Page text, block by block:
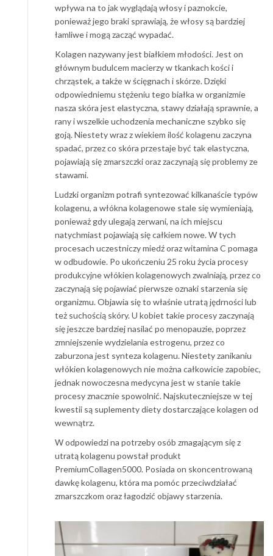
wpływa na to jak wyglądają włosy i paznokcie,
ponieważ jego braki sprawiają, że włosy są bardziej
łamliwe i mogą zacząć wypadać.
Kolagen nazywany jest białkiem młodości. Jest on
głównym budulcem macierzy w tkankach kości i
chrząstek, a także w ścięgnach i skórze. Dzięki
odpowiedniemu stężeniu tego białka w organizmie
nasza skóra jest elastyczna, stawy działają sprawnie, a
rany i wszelkie uchodzenia mechaniczne szybko się
goją. Niestety wraz z wiekiem ilość kolagenu zaczyna
spadać, przez co skóra przestaje być tak elastyczna,
pojawiają się zmarszczki oraz zaczynają się problemy ze
stawami.
Ludzki organizm potrafi syntezować kilkanaście typów
kolagenu, a włókna kolagenowe stale się wymieniają,
ponieważ gdy ulegają zerwani, na ich miejscu
natychmiast pojawiają się całkiem nowe. W tych
procesach uczestniczy miedź oraz witamina C pomaga
w odbudowie. Po ukończeniu 25 roku życia procesy
produkcyjne włókien kolagenowych zwalniają, przez co
zaczynają się pojawiać pierwsze oznaki starzenia się
organizmu. Objawia się to właśnie utratą jędrności lub
też suchością skóry. U kobiet takie procesy zaczynają
się jeszcze bardziej nasilać po menopauzie, poprzez
zmniejszenie wydzielania estrogenu, przez co
zaburzona jest synteza kolagenu. Niestety zanikaniu
włókien kolagenowych nie można całkowicie zapobiec,
jednak nowoczesna medycyna jest w stanie takie
procesy znacznie spowolnić. Najskuteczniejsze w tej
kwestii są suplementy diety dostarczające kolagen od
wewnątrz.
W odpowiedzi na potrzeby osób zmagającym się z
utratą kolagenu powstał produkt
PremiumCollagen5000. Posiada on skoncentrowaną
dawkę kolagenu, która ma pomóc przeciwdziałać
zmarszczkom oraz łagodzić objawy starzenia.